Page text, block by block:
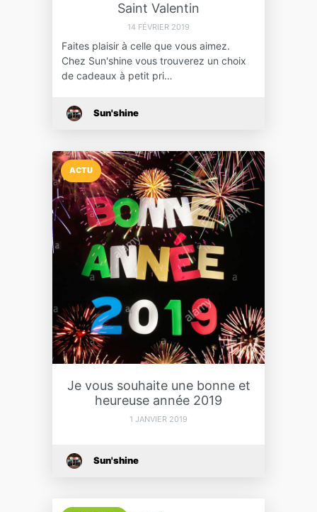
Saint Valentin
14 FÉVRIER 2019
Faites plaisir à celle que vous aimez.
Chez Sun'shine vous trouverez un choix
de cadeaux à petit pri…
Sun'shine
ACTU
Je vous souhaite une bonne et
heureuse année 2019
1 JANVIER 2019
Sun'shine